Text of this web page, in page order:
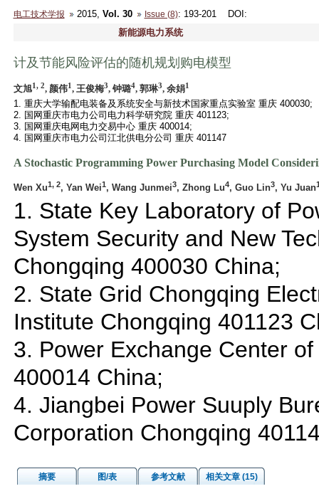
电工技术学报 2015, Vol. 30 Issue (8): 193-201 DOI :
新能源电力系统
计及节能风险评估的随机规划购电模型
文旭1, 2, 颜伟1, 王俊梅3, 钟璐4, 郭琳3, 余娟1
1. 重庆大学输配电装备及系统安全与新技术国家重点实验室 重庆 400030;
2. 国网重庆市电力公司电力科学研究院 重庆 401123;
3. 国网重庆电网电力交易中心 重庆 400014;
4. 国网重庆市电力公司江北供电分公司 重庆 401147
A Stochastic Programming Power Purchasing Model
Wen Xu1, 2, Yan Wei1, Wang Junmei3, Zhong Lu4, Guo Lin3, Yu Juan
1. State Key Laboratory of
System Security and New
Chongqing 400030 China;
2. State Grid Chongqing
Institute Chongqing 401123
3. Power Exchange Center
400014 China;
4. Jiangbei Power Suuply
Corporation Chongqing
摘要 图/表 参考文献 相关文章 (15)